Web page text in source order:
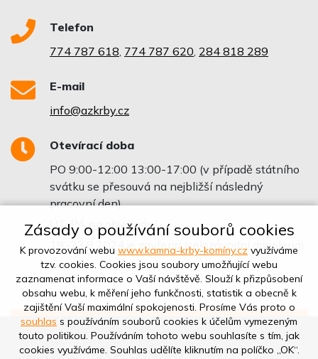
Telefon
774 787 618, 774 787 620, 284 818 289
E-mail
info@azkrby.cz
Otevírací doba
PO 9:00-12:00 13:00-17:00 (v případě státního
svátku se přesouvá na nejbližší následný
pracovní den)
ÚT-PÁ na objednání
19.-23.8.2024 je zavřeno (celozávodní dovolená)
Zásady o používání souborů cookies
K provozování webu www.kamna-krby-komíny.cz využíváme
tzv. cookies. Cookies jsou soubory umožňující webu
zaznamenat informace o Vaší návštěvě. Slouží k přizpůsobení
obsahu webu, k měření jeho funkčnosti, statistik a obecně k
zajištění Vaší maximální spokojenosti. Prosíme Vás proto o
souhlas s používáním souborů cookies k účelům vymezeným
touto politikou. Používáním tohoto webu souhlasíte s tím, jak
cookies využíváme. Souhlas udělíte kliknutím na políčko „OK“.